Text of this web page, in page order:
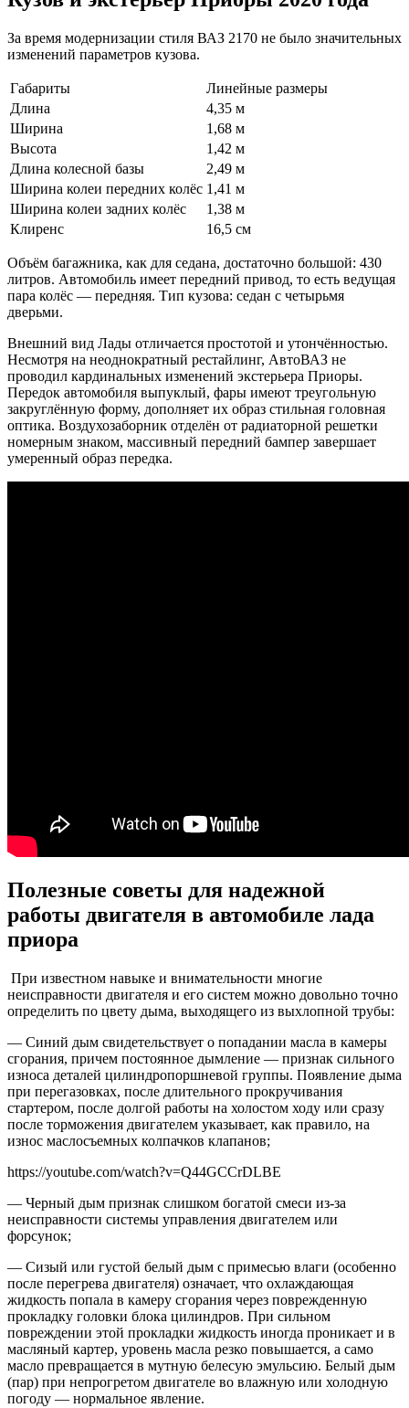
За время модернизации стиля ВАЗ 2170 не было значительных
изменений параметров кузова.
Габариты
Линейные размеры
Длина
4,35 м
Ширина
1,68 м
Высота
1,42 м
Длина колесной базы
2,49 м
Ширина колеи передних колёс 1,41 м
Ширина колеи задних колёс
1,38 м
Клиренс
16,5 см
Объём багажника, как для седана, достаточно большой: 430
литров. Автомобиль имеет передний привод, то есть ведущая
пара колёс — передняя. Тип кузова: седан с четырьмя
дверьми.
Внешний вид Лады отличается простотой и утончённостью.
Несмотря на неоднократный рестайлинг, АвтоВАЗ не
проводил кардинальных изменений экстерьера Приоры.
Передок автомобиля выпуклый, фары имеют треугольную
закруглённую форму, дополняет их образ стильная головная
оптика. Воздухозаборник отделён от радиаторной решетки
номерным знаком, массивный передний бампер завершает
умеренный образ передка.
Полезные советы для надежной
работы двигателя в автомобиле лада
приора
При известном навыке и внимательности многие
неисправности двигателя и его систем можно довольно точно
определить по цвету дыма, выходящего из выхлопной трубы:
— Синий дым свидетельствует о попадании масла в камеры
сгорания, причем постоянное дымление — признак сильного
износа деталей цилиндропоршневой группы. Появление дыма
при перегазовках, после длительного прокручивания
стартером, после долгой работы на холостом ходу или сразу
после торможения двигателем указывает, как правило, на
износ маслосъемных колпачков клапанов;
https://youtube.com/watch?v=Q44GCCrDLBE
— Черный дым признак слишком богатой смеси из-за
неисправности системы управления двигателем или
форсунок;
— Сизый или густой белый дым с примесью влаги (особенно
после перегрева двигателя) означает, что охлаждающая
жидкость попала в камеру сгорания через поврежденную
прокладку головки блока цилиндров. При сильном
повреждении этой прокладки жидкость иногда проникает и в
масляный картер, уровень масла резко повышается, а само
масло превращается в мутную белесую эмульсию. Белый дым
(пар) при непрогретом двигателе во влажную или холодную
погоду — нормальное явление.